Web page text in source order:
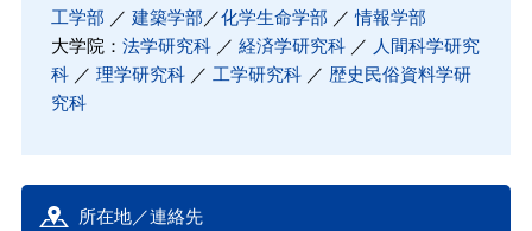
工学部 ／ 建築学部 ／化学生命学部 ／情報学部
大学院： 法学研究科／ 経済学研究科／ 人間科学研究
科 ／ 理学研究科／ 工学研究科／ 歴史民俗資料学研
究科
所在地／連絡先